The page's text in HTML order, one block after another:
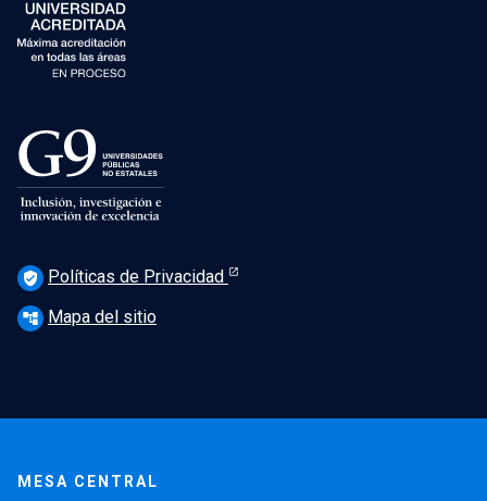
verified_user Políticas de Privacidad
account_tree Mapa del sitio
MESA CENTRAL